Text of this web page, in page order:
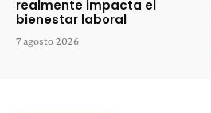
realmente impacta el
bienestar laboral
7 agosto 2026